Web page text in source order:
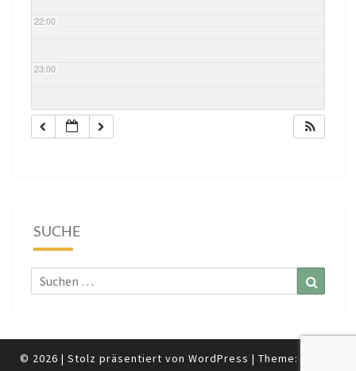
22:00
23:00
SUCHE
Suchen
nach:
© 2026 | Stolz präsentiert von WordPress | Theme: